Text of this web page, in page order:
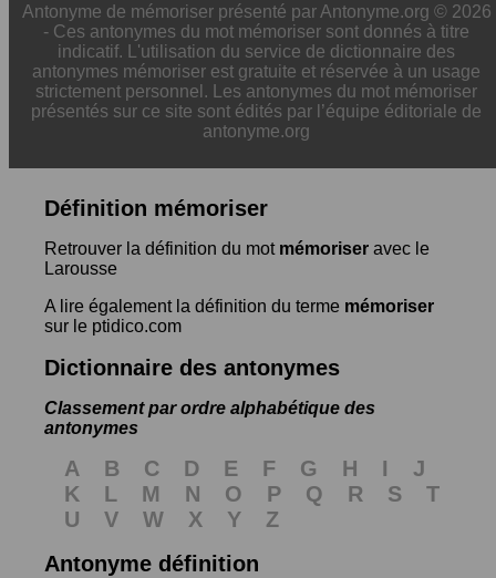
Antonyme de mémoriser présenté par Antonyme.org © 2026
- Ces antonymes du mot mémoriser sont donnés à titre
indicatif. L'utilisation du service de dictionnaire des
antonymes mémoriser est gratuite et réservée à un usage
strictement personnel. Les antonymes du mot mémoriser
présentés sur ce site sont édités par l’équipe éditoriale de
antonyme.org
Définition mémoriser
Retrouver la définition du mot mémoriser avec le
Larousse
A lire également la définition du terme mémoriser
sur le ptidico.com
Dictionnaire des antonymes
Classement par ordre alphabétique des
antonymes
A B C D E F G H I
J
K
L M N O P Q R S
T
U
V W X Y
Z
Antonyme définition